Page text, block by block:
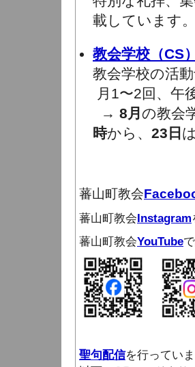
載しています。
教会学校（CS）
教会学校の活
月1〜2回、午
→ 8月 の教会
時から、 23日 は
蕃山町教会
蕃山町教会Instagram
蕃山町教会YouTube
聖句配信を行っていま